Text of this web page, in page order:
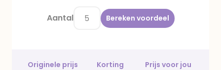
Aantal Bereken voordeel
Originele prijs Korting
Prijs voor jou